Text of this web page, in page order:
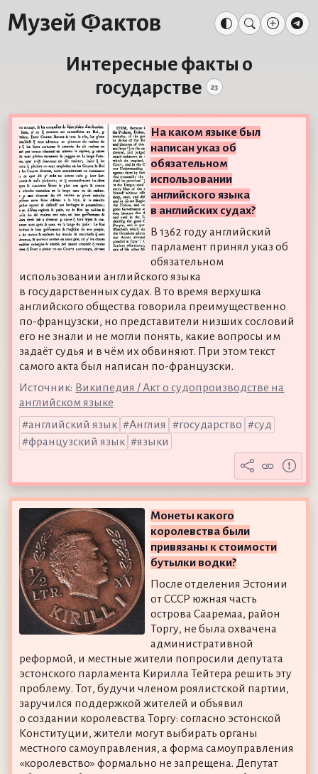
Интересные факты о
государстве
23
На каком языке был
написан указ об
обязательном
использовании
английского языка
в английских судах?
В 1362 году английский
парламент принял указ об
обязательном
использовании английского языка
в государственных судах. В то время верхушка
английского общества говорила преимущественно
по-французски, но представители низших сословий
его не знали и не могли понять, какие вопросы им
задаёт судья и в чём их обвиняют. При этом текст
самого акта был написан по-французски.
Источник: Википедия / Акт о судопроизводстве на
английском языке
английский язык
Англия государство
суд
французский язык
языки
Монеты какого
королевства были
привязаны к стоимости
бутылки водки?
После отделения Эстонии
от СССР южная часть
острова Сааремаа, район
Торгу, не была охвачена
административной
реформой, и местные жители попросили депутата
эстонского парламента Кирилла Тейтера решить эту
проблему. Тот, будучи членом роялистской партии,
заручился поддержкой жителей и объявил
о создании королевства Торгу: согласно эстонской
Конституции, жители могут выбирать органы
местного самоуправления, а форма самоуправления
«королевство» формально не запрещена. Депутат